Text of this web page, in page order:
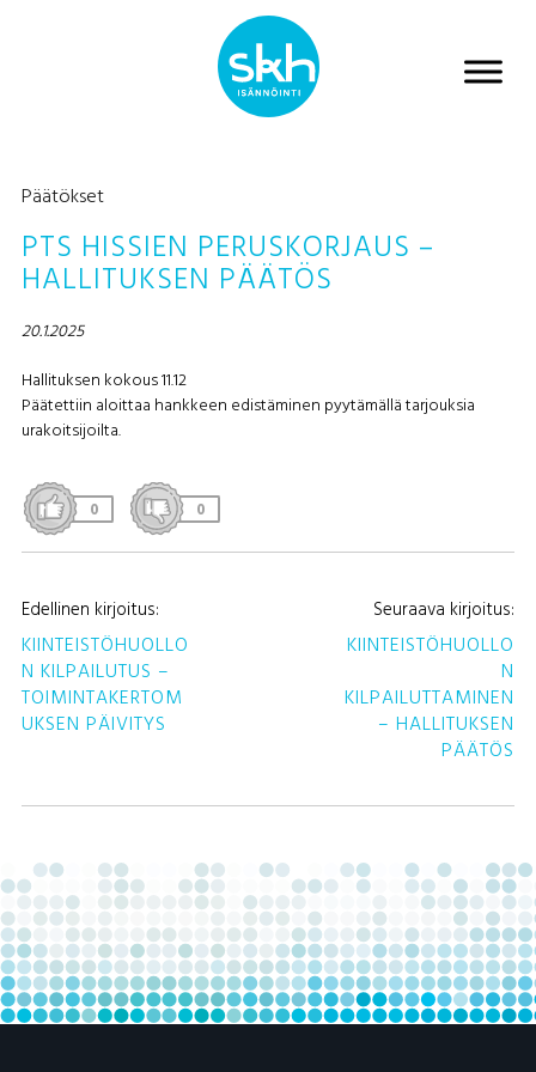
Päätökset
PTS HISSIEN PERUSKORJAUS –
HALLITUKSEN PÄÄTÖS
20.1.2025
Hallituksen kokous 11.12
Päätettiin aloittaa hankkeen edistäminen pyytämällä tarjouksia
urakoitsijoilta.
0 0
Edellinen kirjoitus:
KIINTEISTÖHUOLLO
N KILPAILUTUS –
TOIMINTAKERTOM
UKSEN PÄIVITYS
Seuraava kirjoitus:
KIINTEISTÖHUOLLO
N
KILPAILUTTAMINEN
– HALLITUKSEN
PÄÄTÖS